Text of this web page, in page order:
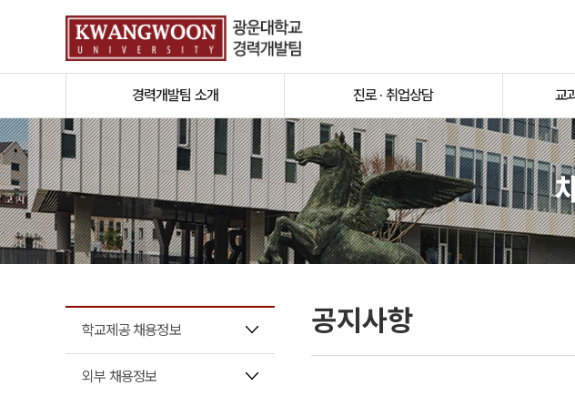
경력개발팀 소개 진로 · 취업상담 교
학교제공 채용정보
외부 채용정보
공지사항